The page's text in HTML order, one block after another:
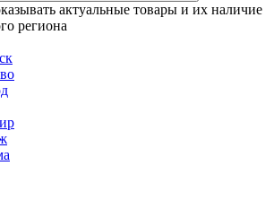
актуальные товары и их наличие
региона